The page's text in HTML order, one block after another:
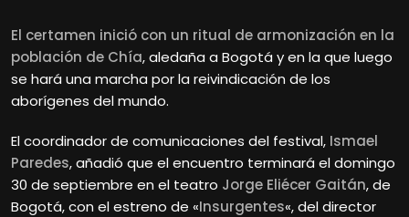
El certamen inició con un ritual de armonización en la
población de Chía, aledaña a Bogotá y en la que luego
se hará una marcha por la reivindicación de los
aborígenes del mundo.
El coordinador de comunicaciones del festival, Ismael
Paredes, añadió que el encuentro terminará el domingo
30 de septiembre en el teatro Jorge Eliécer Gaitán, de
Bogotá, con el estreno de «Insurgentes«, del director